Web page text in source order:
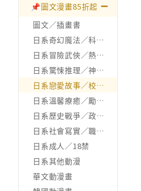
📌圖文漫畫85折起
圖文／插畫書
日系奇幻魔法／科幻冒險
日系冒險武俠／熱血運動
日系驚悚推理／神怪靈異
日系戀愛故事／校園青春
日系溫馨療癒／勵志搞笑
日系歷史戰爭／政治宗教
日系社會寫實／職場職人
日系成人／18禁
日系其他動漫
華文動漫畫